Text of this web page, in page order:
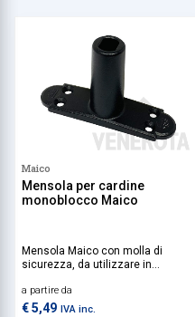
Maico
Mensola per cardine
monoblocco Maico
Mensola Maico con molla di
sicurezza, da utilizzare in
monoblocco.
a partire da
€ 5,49 IVA inc.